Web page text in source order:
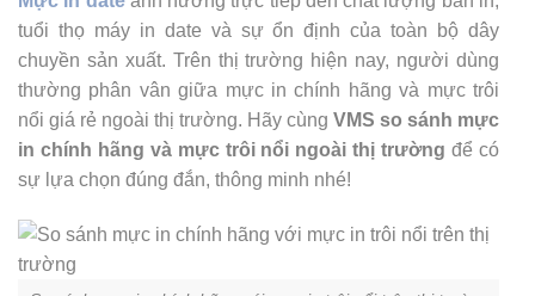
tuổi thọ máy in date và sự ổn định của toàn bộ dây
chuyền sản xuất. Trên thị trường hiện nay, người dùng
thường phân vân giữa mực in chính hãng và mực trôi
nổi giá rẻ ngoài thị trường. Hãy cùng VMS so sánh mực
in chính hãng và mực trôi nổi ngoài thị trường để có
sự lựa chọn đúng đắn, thông minh nhé!